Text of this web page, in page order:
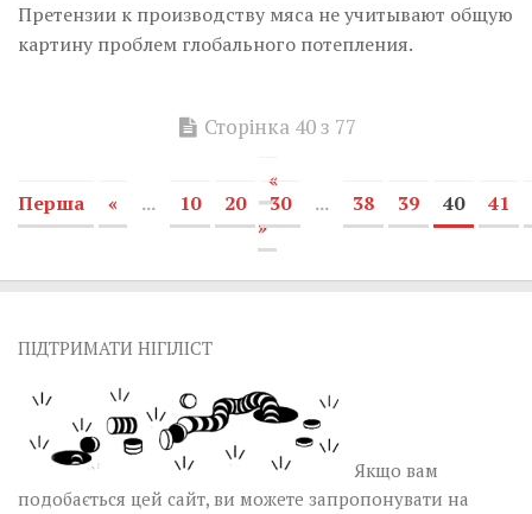
Претензии к производству мяса не учитывают общую
картину проблем глобального потепления.
Сторінка 40 з 77
«
Перша
« ... 10 20 30 ... 38 39 40
41
»
ПІДТРИМАТИ НІГІЛІСТ
Якщо вам
подобається цей сайт, ви можете запропонувати на